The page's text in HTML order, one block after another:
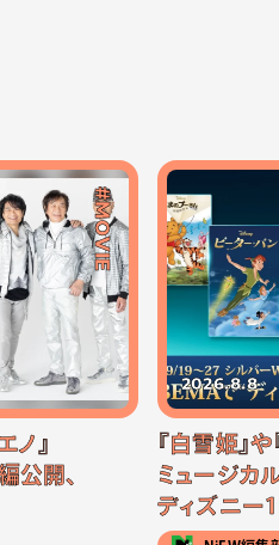
#MOVIE
ノ』
公開、
2026.8.8
『白雪姫』
ミュージカル
ディズニー